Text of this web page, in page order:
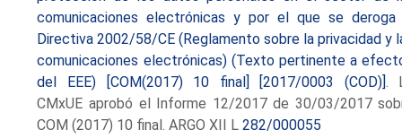
comunicaciones electrónicas y por el que se deroga
Directiva 2002/58/CE (Reglamento sobre la privacidad y
comunicaciones electrónicas) (Texto pertinente a
del EEE) [COM(2017) 10 final] [2017/0003 (COD)] .
CMxUE aprobó el Informe 12/2017 de 30/03/2017
COM (2017) 10 final. ARGO XII L282/000055